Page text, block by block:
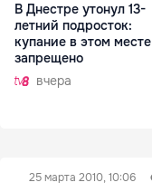
В Днестре утонул 13-
летний подросток:
купание в этом месте
запрещено
вчера
25 марта 2010, 10:06